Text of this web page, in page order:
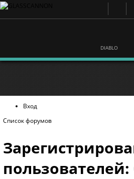
DIABLO
Вход
Список форумов
пользователей: